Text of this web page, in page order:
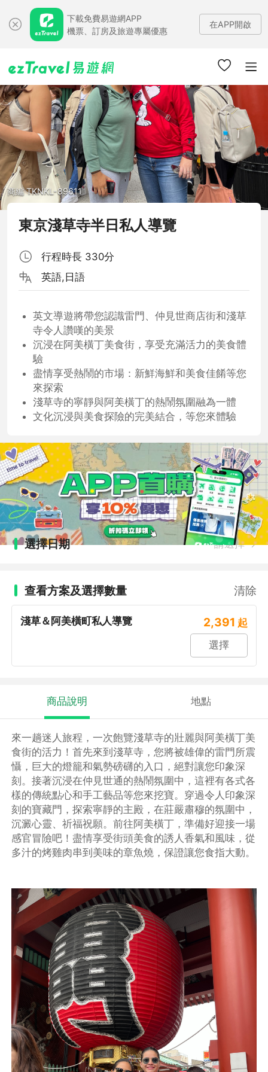
下載免費易遊網APP
機票、訂房及旅遊專屬優惠
在APP開啟
商編 TKNKL-89611
東京淺草寺半日私人導覽
行程時長 330分
英語,日語
英文導遊將帶您認識雷門、仲見世商店街和淺草
寺令人讚嘆的美景
沉浸在阿美橫丁美食街，享受充滿活力的美食體
驗
盡情享受熱鬧的市場：新鮮海鮮和美食佳餚等您
來探索
淺草寺的寧靜與阿美橫丁的熱鬧氛圍融為一體
文化沉浸與美食探險的完美結合，等您來體驗
選擇日期 請選擇
查看方案及選擇數量 清除
淺草＆阿美橫町私人導覽 2,391 起
選擇
商品說明 地點
來一趟迷人旅程，一次飽覽淺草寺的壯麗與阿美橫丁美
食街的活力！首先來到淺草寺，您將被雄偉的雷門所震
懾，巨大的燈籠和氣勢磅礴的入口，絕對讓您印象深
刻。接著沉浸在仲見世通的熱鬧氛圍中，這裡有各式各
樣的傳統點心和手工藝品等您來挖寶。穿過令人印象深
刻的寶藏門，探索寧靜的主殿，在莊嚴肅穆的氛圍中，
沉澱心靈、祈福祝願。前往阿美橫丁，準備好迎接一場
感官冒險吧！盡情享受街頭美食的誘人香氣和風味，從
多汁的烤雞肉串到美味的章魚燒，保證讓您食指大動。